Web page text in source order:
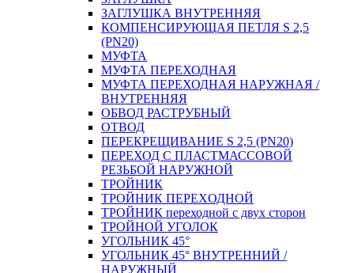
ЗАГЛУШКА ВНУТРЕННЯЯ
КОМПЕНСИРУЮЩАЯ ПЕТЛЯ S 2,5
(PN20)
МУФТА
МУФТА ПЕРЕХОДНАЯ
МУФТА ПЕРЕХОДНАЯ НАРУЖНАЯ /
ВНУТРЕННЯЯ
ОБВОД РАСТРУБНЫЙ
ОТВОД
ПЕРЕКРЕЩИВАНИЕ S 2,5 (PN20)
ПЕРЕХОД С ПЛАСТМАССОВОЙ
РЕЗЬБОЙ НАРУЖНОЙ
ТРОЙНИК
ТРОЙНИК ПЕРЕXОДНОЙ
ТРОЙНИК переходной с двух сторон
ТРОЙНОЙ УГОЛОК
УГОЛЬНИК 45°
УГОЛЬНИК 45° ВНУТРЕННИЙ /
НАРУЖНЫЙ